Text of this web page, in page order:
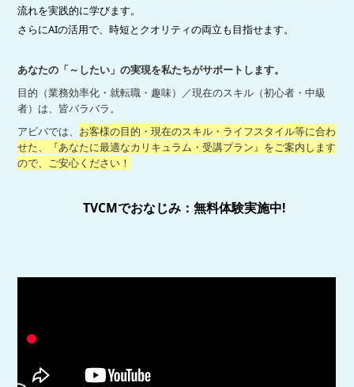
流れを実践的に学びます。
さらにAIの活用で、時短とクオリティの両立も目指せます。
あなたの「～したい」の実現を私たちがサポートします。
目的（業務効率化・就転職・趣味）／現在のスキル（初心者・中級
者）は、皆バラバラ。
アビバでは、 お客様の目的・現在のスキル・ライフスタイル等に合わ
せた、『あなたに最適なカリキュラム・受講プラン』をご案内します
ので、ご安心ください！
TVCMでおなじみ：無料体験実施中!